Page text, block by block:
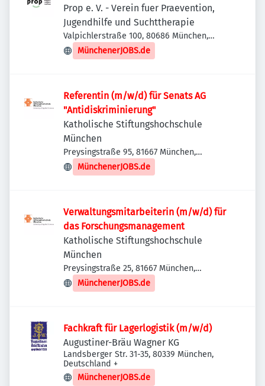
Prop e. V. - Verein fuer Praevention,
Jugendhilfe und Suchttherapie
Valpichlerstraße 100, 80686 München,
Deutschland
MünchenerJOBS.de
Referentin (m/w/d) für Senats AG
"Antidiskriminierung"
Katholische Stiftungshochschule
München
Preysingstraße 95, 81667 München,
Deutschland
MünchenerJOBS.de
Verwaltungsmitarbeiterin (m/w/d) für
das Forschungsmanagement
Katholische Stiftungshochschule
München
Preysingstraße 25, 81667 München,
Deutschland
MünchenerJOBS.de
Fachkraft für Lagerlogistik (m/w/d)
Augustiner-Bräu Wagner KG
Landsberger Str. 31-35, 80339 München,
Deutschland +
MünchenerJOBS.de